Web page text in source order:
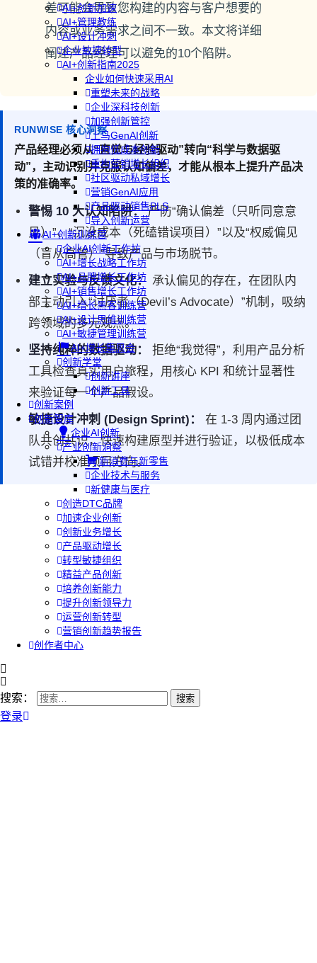
AI+创新加速
AI+管理教练
AI+设计冲刺
企业敏捷转型
AI+创新指南2025
企业如何快速采用AI
重塑未来的战略
企业深科技创新
加强创新管控
上马GenAI创新
拥抱低成本创新
重构营销增长组织
社区驱动私域增长
营销GenAI应用
产品驱动销售PLS
导入创新运营
AI+创新训练营
企业AI创新工作坊
AI+增长战略工作坊
AI+品牌增长工作坊
AI+销售增长工作坊
AI+增长黑客训练营
AI+设计思维训练营
AI+敏捷管理训练营
AI+增长集思会
创新学堂
创新讲座
创新工具
创新案例
创新智库
企业AI创新
产业创新洞察
新消费与新零售
企业技术与服务
新健康与医疗
创造DTC品牌
加速企业创新
创新业务增长
产品驱动增长
转型敏捷组织
精益产品创新
培养创新能力
提升创新领导力
运营创新转型
营销创新趋势报告
创作者中心
搜索：
登录
差可能会导致您构建的内容与客户想要的
内容或业务需求之间不一致。本文将详细
阐述产品经理可以避免的10个陷阱。
RUNWISE 核心洞察
产品经理必须从“直觉与经验驱动”转向“科学与数据驱
动”，主动识别并克服认知偏差，才能从根本上提升产品决
策的准确率。
警惕 10 大认知陷阱：严防“确认偏差（只听同意意
见）”、“沉没成本（死磕错误项目）”以及“权威偏见
（盲从高管）”导致产品与市场脱节。
建立实验与反馈文化： 承认偏见的存在，在团队内
部主动引入“讨厌者（Devil’s Advocate）”机制，吸纳
跨领域的多元观点。
坚持纯粹的数据驱动：
拒绝“我觉得”，利用产品分析
工具检查真实用户旅程，用核心 KPI 和统计显著性
来验证每一个产品假设。
敏捷设计冲刺 (Design Sprint)：
在 1-3 周内通过团
队共创共识，快速构建原型并进行验证，以极低成本
试错并校准项目方向。